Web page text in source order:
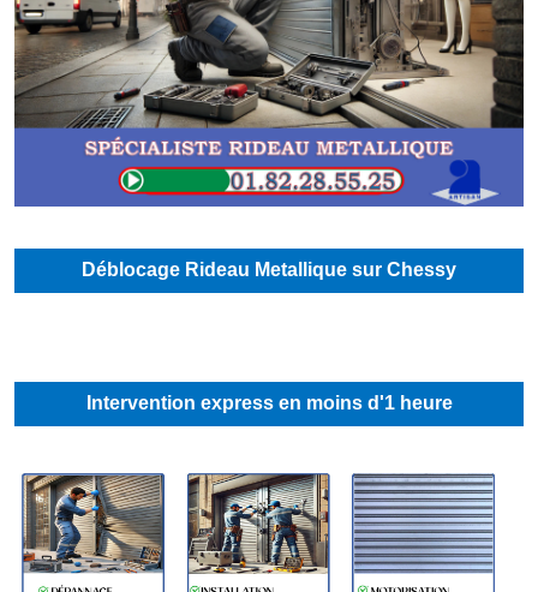
Déblocage Rideau Metallique sur Chessy
Intervention express en moins d'1 heure